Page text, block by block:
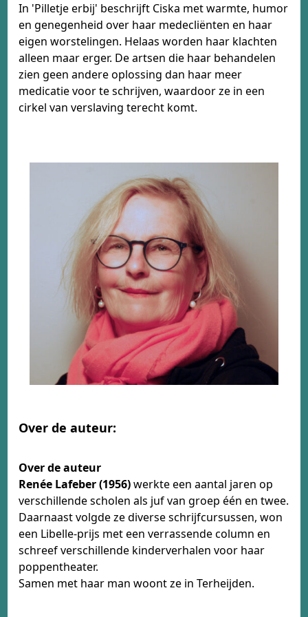
In 'Pilletje erbij' beschrijft Ciska met warmte, humor
en genegenheid over haar medecliënten en haar
eigen worstelingen. Helaas worden haar klachten
alleen maar erger. De artsen die haar behandelen
zien geen andere oplossing dan haar meer
medicatie voor te schrijven, waardoor ze in een
cirkel van verslaving terecht komt.
Over de auteur:
Over de auteur
Renée Lafeber (1956)werkte een aantal jaren op
verschillende scholen als juf van groep één en twee.
Daarnaast volgde ze diverse schrijfcursussen, won
een Libelle-prijs met een verrassende column en
schreef verschillende kinderverhalen voor haar
poppentheater.
Samen met haar man woont ze in Terheijden.